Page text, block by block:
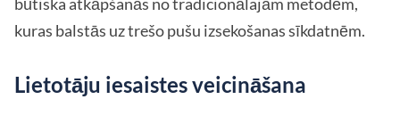
kuras balstās uz trešo pušu izsekošanas sīkdatnēm.
Lietotāju iesaistes veicināšana